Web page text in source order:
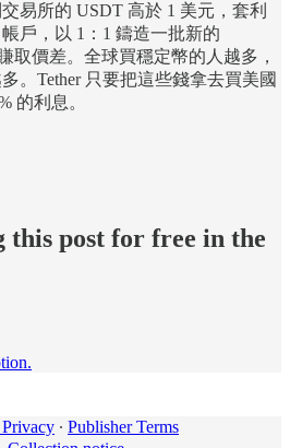
易所的 USDT 高於 1 美元，套利
戶，以 1：1 鑄造一批新的
取價差。全球買穩定幣的人越多，
。Tether 只要把這些錢拿去買美國
的利息。
this post for free in the
∙ Publisher Terms